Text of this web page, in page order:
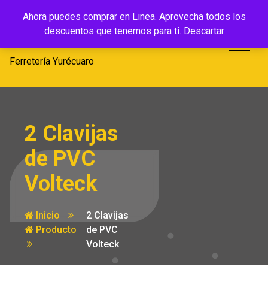
Ahora puedes comprar en Linea. Aprovecha todos los
descuentos que tenemos para ti. Descartar
Ferretería
Yurécuaro
Ferretería Yurécuaro
2 Clavijas
de PVC
Volteck
Inicio
Producto
2 Clavijas
de PVC
Volteck